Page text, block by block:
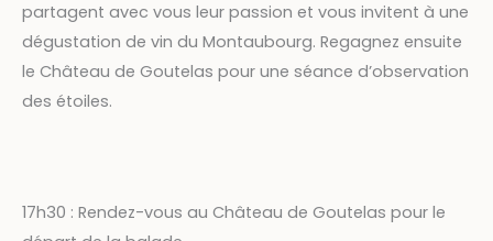
partagent avec vous leur passion et vous invitent à une
dégustation de vin du Montaubourg. Regagnez ensuite
le Château de Goutelas pour une séance d’observation
des étoiles.
17h30 : Rendez-vous au Château de Goutelas pour le